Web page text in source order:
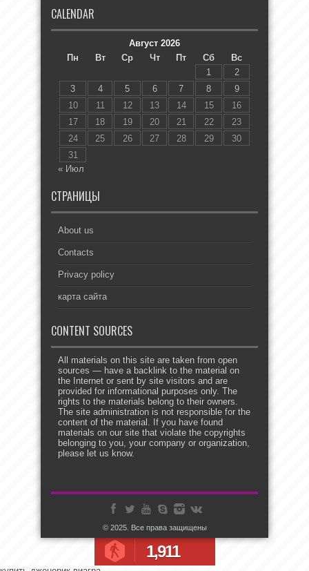
CALENDAR
Август 2026
Пн
Вт Ср Чт Пт Сб
Вс
1
2
3
4 5 6 7 8
9
10
11 12 13 14 15
16
17
18 19 20 21 22
23
24
25 26 27 28 29
30
31
« Июл
СТРАНИЦЫ
About us
Contacts
Privacy policy
карта сайта
CONTENT SOURCES
All materials on this site are taken from open
sources — have a backlink to the material on
the Internet or sent by site visitors and are
provided for informational purposes only. The
rights to the materials belong to their owners.
The site administration is not responsible for the
content of the material. If you have found
materials on our site that violate the copyrights
belonging to you, your company or organization,
please let us know.
© 2025. Все права защищены
1,911